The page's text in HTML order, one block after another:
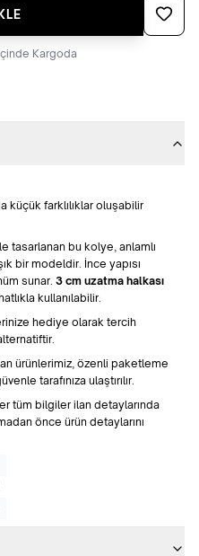
Kargoda
küçük farklılıklar oluşabilir
tasarlanan bu kolye, anlamlı
bir modeldir. İnce yapısı
sunar. 3 cm uzatma halkası
kullanılabilir.
hediye olarak tercih
ürünlerimiz, özenli paketleme
tarafınıza ulaştırılır.
tüm bilgiler ilan detaylarında
önce ürün detaylarını